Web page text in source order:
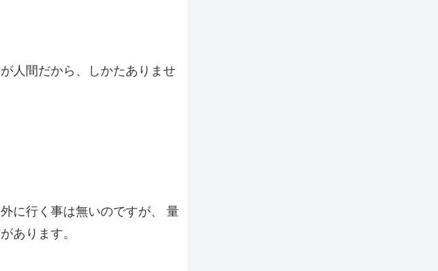
人間だから、しかたありませ
に行く事は無いのですが、 量
あります。